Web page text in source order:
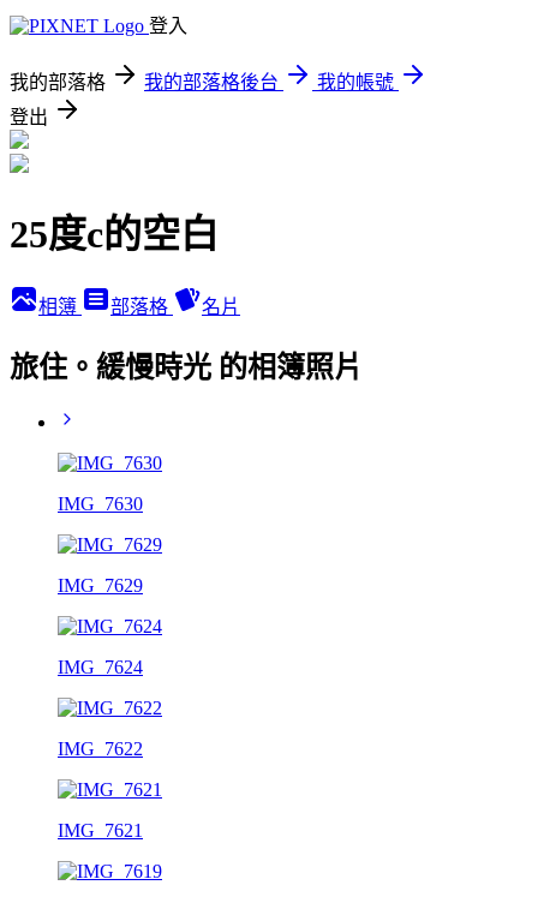
登入
我的部落格 我的部落格後台
我的帳號
登出
25度c的空白
相簿 部落格 名片
旅住。緩慢時光 的相簿照片
IMG_7630
IMG_7629
IMG_7624
IMG_7622
IMG_7621